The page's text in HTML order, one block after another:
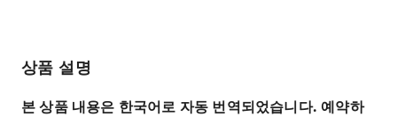
상품 설명
본 상품 내용은 한국어로 자동 번역되었습니다. 예약하